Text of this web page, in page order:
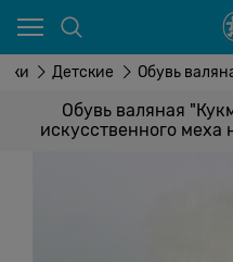
Детские Обувь
Обувь валяная
искусственного